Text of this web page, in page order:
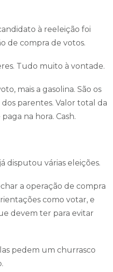
à reeleição foi
de compra de votos.
Tudo muito à vontade.
mais a gasolina. São os
parentes. Valor total da
na hora. Cash.
disputou várias eleições.
a operação de compra
como votar, e
devem ter para evitar
pedem um churrasco